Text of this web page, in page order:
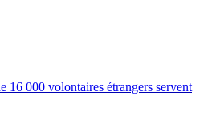
16 000 volontaires étrangers servent